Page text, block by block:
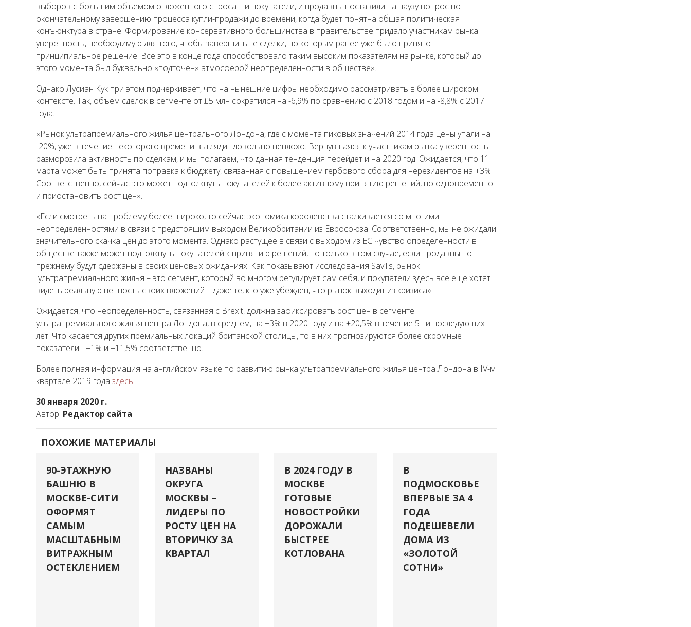
выборов с большим объемом отложенного спроса – и покупатели, и продавцы поставили на паузу вопрос по
окончательному завершению процесса купли-продажи до времени, когда будет понятна общая политическая
конъюнктура в стране. Формирование консервативного большинства в правительстве придало участникам рынка
уверенность, необходимую для того, чтобы завершить те сделки, по которым ранее уже было принято
принципиальное решение. Все это в конце года способствовало таким высоким показателям на рынке, который до
этого момента был буквально «подточен» атмосферой неопределенности в обществе».
Однако Лусиан Кук при этом подчеркивает, что на нынешние цифры необходимо рассматривать в более широком
контексте. Так, объем сделок в сегменте от £5 млн сократился на -6,9% по сравнению с 2018 годом и на -8,8% с 2017
года.
«Рынок ультрапремиального жилья центрального Лондона, где с момента пиковых значений 2014 года цены упали на
-20%, уже в течение некоторого времени выглядит довольно неплохо. Вернувшаяся к участникам рынка уверенность
разморозила активность по сделкам, и мы полагаем, что данная тенденция перейдет и на 2020 год. Ожидается, что 11
марта может быть принята поправка к бюджету, связанная с повышением гербового сбора для нерезидентов на +3%.
Соответственно, сейчас это может подтолкнуть покупателей к более активному принятию решений, но одновременно
и приостановить рост цен».
«Если смотреть на проблему более широко, то сейчас экономика королевства сталкивается со многими
неопределенностями в связи с предстоящим выходом Великобритании из Евросоюза. Соответственно, мы не ожидали
значительного скачка цен до этого момента. Однако растущее в связи с выходом из ЕС чувство определенности в
обществе также может подтолкнуть покупателей к принятию решений, но только в том случае, если продавцы по-
прежнему будут сдержаны в своих ценовых ожиданиях. Как показывают исследования Savills, рынок
ультрапремиального жилья – это сегмент, который во многом регулирует сам себя, и покупатели здесь все еще хотят
видеть реальную ценность своих вложений – даже те, кто уже убежден, что рынок выходит из кризиса».
Ожидается, что неопределенность, связанная с Brexit, должна зафиксировать рост цен в сегменте
ультрапремиального жилья центра Лондона, в среднем, на +3% в 2020 году и на +20,5% в течение 5-ти последующих
лет. Что касается других премиальных локаций британской столицы, то в них прогнозируются более скромные
показатели - +1% и +11,5% соответственно.
Более полная информация на английском языке по развитию рынка ультрапремиального жилья центра Лондона в IV-м
квартале 2019 года здесь.
30 января 2020 г.
Автор: Редактор сайта
ПОХОЖИЕ МАТЕРИАЛЫ
90-ЭТАЖНУЮ
БАШНЮ В
МОСКВЕ-СИТИ
ОФОРМЯТ
САМЫМ
МАСШТАБНЫМ
ВИТРАЖНЫМ
ОСТЕКЛЕНИЕМ
НАЗВАНЫ
ОКРУГА
МОСКВЫ –
ЛИДЕРЫ ПО
РОСТУ ЦЕН НА
ВТОРИЧКУ ЗА
КВАРТАЛ
В 2024 ГОДУ В
МОСКВЕ
ГОТОВЫЕ
НОВОСТРОЙКИ
ДОРОЖАЛИ
БЫСТРЕЕ
КОТЛОВАНА
В
ПОДМОСКОВЬЕ
ВПЕРВЫЕ ЗА 4
ГОДА
ПОДЕШЕВЕЛИ
ДОМА ИЗ
«ЗОЛОТОЙ
СОТНИ»